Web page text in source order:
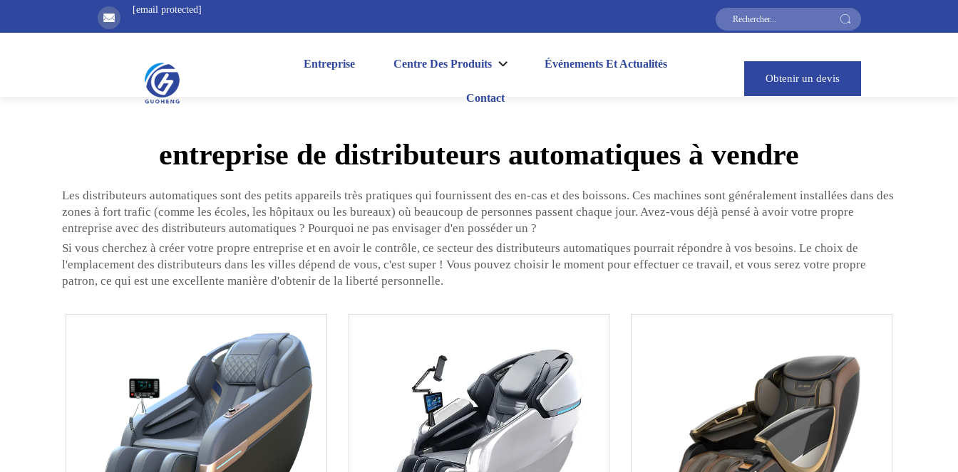
[email protected]
Entreprise Centre Des Produits Événements Et Actualités
Contact
Obtenir un devis
entreprise de distributeurs automatiques à vendre
Les distributeurs automatiques sont des petits appareils très pratiques qui fournissent des en-cas et des boissons. Ces machines sont généralement installées dans des
zones à fort trafic (comme les écoles, les hôpitaux ou les bureaux) où beaucoup de personnes passent chaque jour. Avez-vous déjà pensé à avoir votre propre
entreprise avec des distributeurs automatiques ? Pourquoi ne pas envisager d'en posséder un ?
Si vous cherchez à créer votre propre entreprise et en avoir le contrôle, ce secteur des distributeurs automatiques pourrait répondre à vos besoins. Le choix de
l'emplacement des distributeurs dans les villes dépend de vous, c'est super ! Vous pouvez choisir le moment pour effectuer ce travail, et vous serez votre propre
patron, ce qui est une excellente manière d'obtenir de la liberté personnelle.